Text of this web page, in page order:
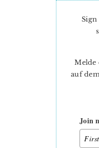
Melde
auf
Join